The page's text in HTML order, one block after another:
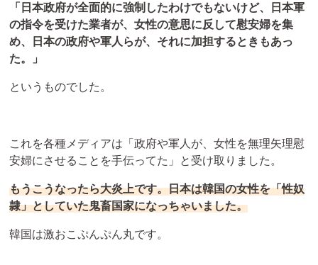
「日本政府が全面的に強制したわけでもないけど、日本軍
の指令を受けた業者が、女性の意思に反して慰安婦を集
め、日本の政府や軍人らが、それに加担するときもあっ
た。」
というものでした。
これを各種メディアは「政府や軍人が、女性を無理矢理慰
安婦にさせることを手伝ってた」と受け取りました。
もうこうなったら大炎上です。日本は韓国の女性を「性奴
隷」としていた鬼畜国家になっちゃいました。
韓国は激おこぷんぷん丸です。